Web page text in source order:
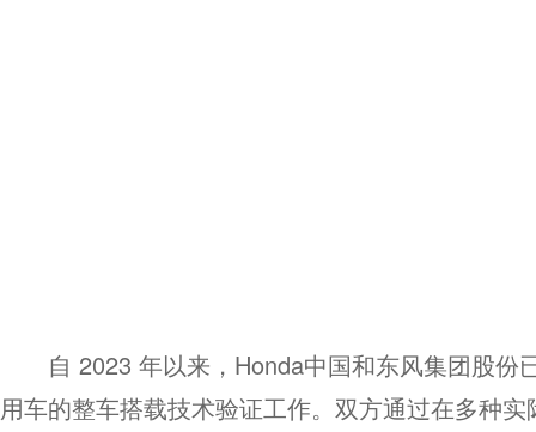
自 2023 年以来，Honda中国和东风集团股
用车的整车搭载技术验证工作。双方通过在多种